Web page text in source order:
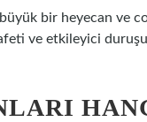
bir heyecan ve
ve etkileyici